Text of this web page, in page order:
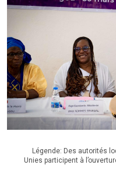
Légende: Des autorités
Unies participent à